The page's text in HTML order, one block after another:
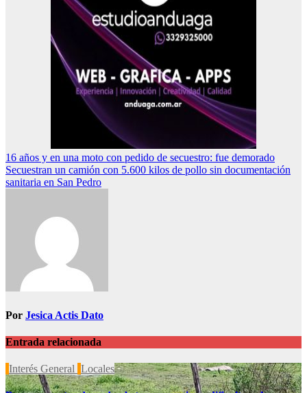
Navegación
de
16 años y en una moto con pedido de secuestro: fue demorado
Secuestran un camión con 5.600 kilos de pollo sin documentación
sanitaria en San Pedro
Por Jesica Actis Dato
Entrada relacionada
Interés General Locales